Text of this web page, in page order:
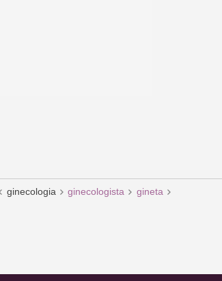
ginecologia ginecologista gineta